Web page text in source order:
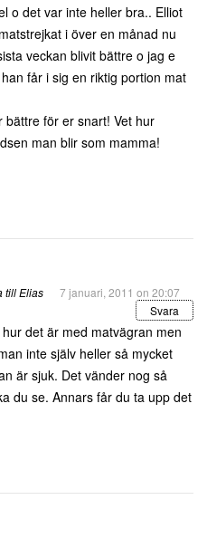
o det var inte heller bra.. Elliot
i över en månad nu
veckan blivit bättre o jag e
får i sig en riktig portion mat
bättre för er snart! Vet hur
man blir som mamma!
till Elias
7 januari, 2011 on 20:07
Svara
det är med matvägran men
inte själv heller så mycket
är sjuk. Det vänder nog så
du se. Annars får du ta upp det